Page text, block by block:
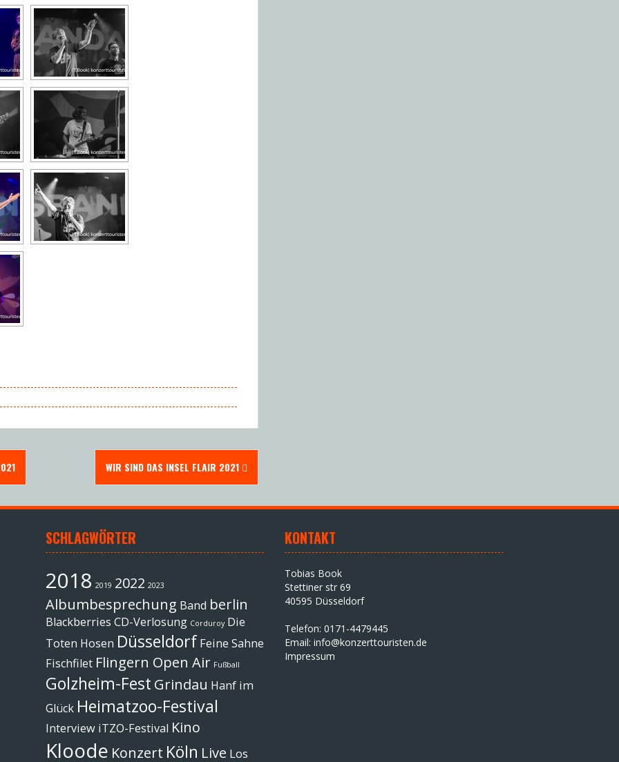
WIR SIND DAS INSEL FLAIR 2021
SCHLAGWÖRTER
2018 2019 2022 2023
Albumbesprechung Band berlin
Blackberries CD-Verlosung Corduroy Die
Toten Hosen Düsseldorf Feine Sahne
Fischfilet Flingern Open Air Fußball
Golzheim-Fest Grindau Hanf im
Glück Heimatzoo-Festival
Interview iTZO-Festival Kino
Kloode Konzert Köln Live Los
KONTAKT
Tobias Book
Stettiner str 69
40595 Düsseldorf
Telefon: 0171-4479445
Email:info@konzerttouristen.de
Impressum